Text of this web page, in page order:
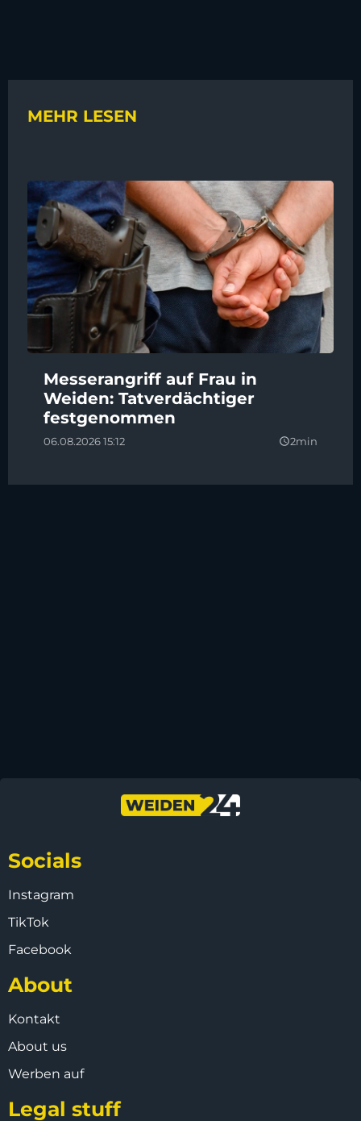
MEHR LESEN
Messerangriff auf Frau in
Weiden: Tatverdächtiger
festgenommen
06.08.2026 15:12 query_builder2min
Socials
Instagram
TikTok
Facebook
About
Kontakt
About us
Werben auf
Legal stuff